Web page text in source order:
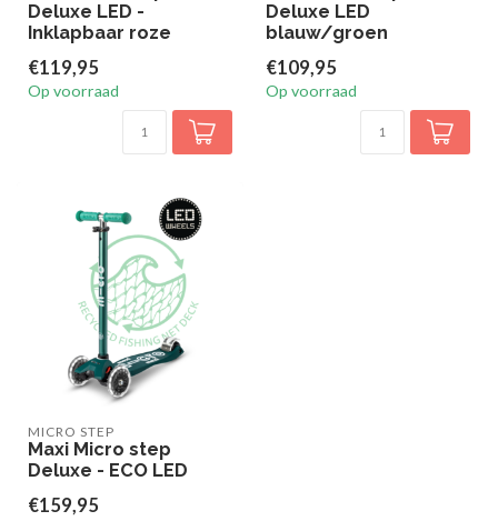
Deluxe LED -
Inklapbaar roze
€119,95
Op voorraad
Deluxe LED
blauw/groen
€109,95
Op voorraad
MICRO STEP
Maxi Micro step
Deluxe - ECO LED
€159,95